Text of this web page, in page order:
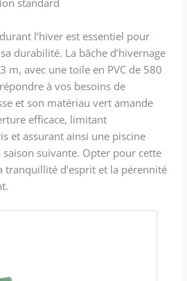
l’hiver est essentiel pour
durabilité. La bâche d’hivernage
m, avec une toile en PVC de 580
à vos besoins de
et son matériau vert amande
efficace, limitant
et assurant ainsi une piscine
suivante. Opter pour cette
tranquillité d’esprit et la pérennité